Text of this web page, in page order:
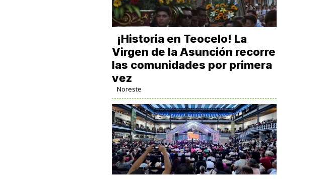
​¡Historia en Teocelo! La
Virgen de la Asunción recorre
las comunidades por primera
vez
Noreste